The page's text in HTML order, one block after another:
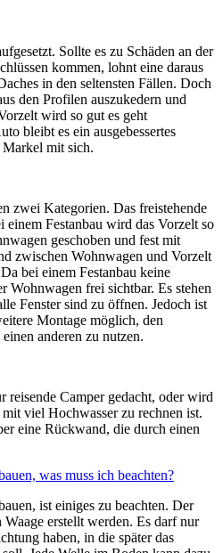
Sollte es zu Schäden an der
kommen, lohnt eine daraus
in den seltensten Fällen. Doch
den Profilen auszukedern und
wird so gut es geht
bleibt es ein ausgebessertes
mit sich.
zwei Kategorien. Das freistehende
einem Festanbau wird das Vorzelt so
geschoben und fest mit
zwischen Wohnwagen und Vorzelt
bei einem Festanbau keine
Wohnwagen frei sichtbar. Es stehen
Fenster sind zu öffnen. Jedoch ist
Montage möglich, den
anderen zu nutzen.
reisende Camper gedacht, oder wird
viel Hochwasser zu rechnen ist.
eine Rückwand, die durch einen
was muss ich beachten?
ist einiges zu beachten. Der
erstellt werden. Es darf nur
haben, in die später das